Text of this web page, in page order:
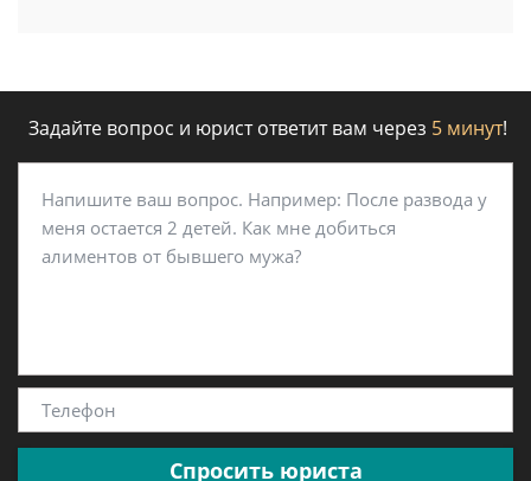
Задайте вопрос и юрист ответит вам через 5 минут!
Спросить юриста